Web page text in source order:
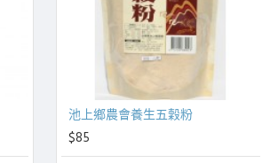
池上鄉農會養生五穀粉
$85